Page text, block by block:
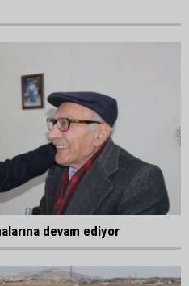
devam ediyor